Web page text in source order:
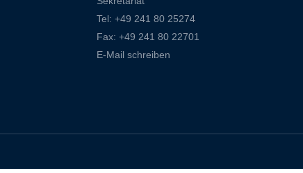
Tel: +49 241 80 25274
Fax: +49 241 80 22701
E-Mail schreiben